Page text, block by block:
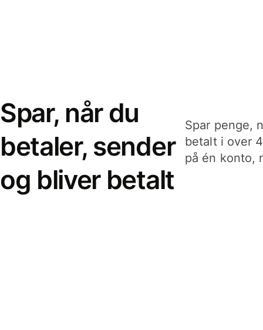
Spar, når du
betaler, sender
og bliver betalt
Spar penge,
betalt i over
på én konto,